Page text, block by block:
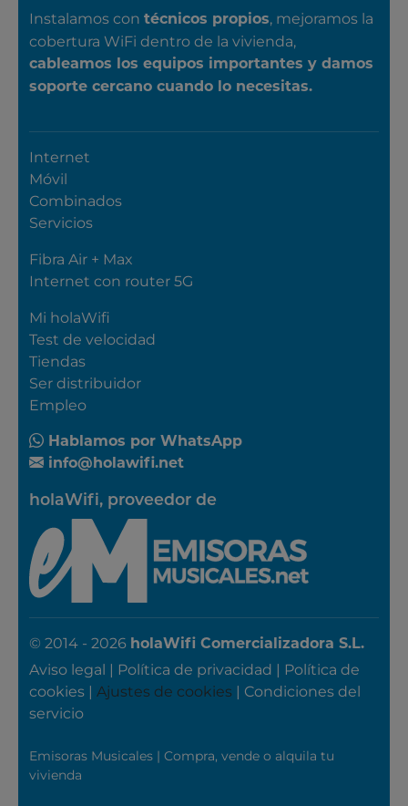
Instalamos con técnicos propios, mejoramos la
cobertura WiFi dentro de la vivienda,
cableamos los equipos importantes y damos
soporte cercano cuando lo necesitas.
Internet
Móvil
Combinados
Servicios
Fibra Air + Max
Internet con router 5G
Mi holaWifi
Test de velocidad
Tiendas
Ser distribuidor
Empleo
Hablamos por WhatsApp
info@holawifi.net
holaWifi, proveedor de
© 2014 - 2026 holaWifi Comercializadora S.L.
Aviso legal | Política de privacidad | Política de
cookies | Ajustes de cookies | Condiciones del
servicio
Emisoras Musicales | Compra, vende o alquila tu
vivienda